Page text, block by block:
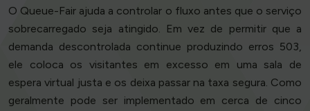
O Queue-Fair ajuda a controlar o fluxo antes que o serviço
sobrecarregado seja atingido. Em vez de permitir que a
demanda descontrolada continue produzindo erros 503,
ele coloca os visitantes em excesso em uma sala de
espera virtual justa e os deixa passar na taxa segura. Como
geralmente pode ser implementado em cerca de cinco